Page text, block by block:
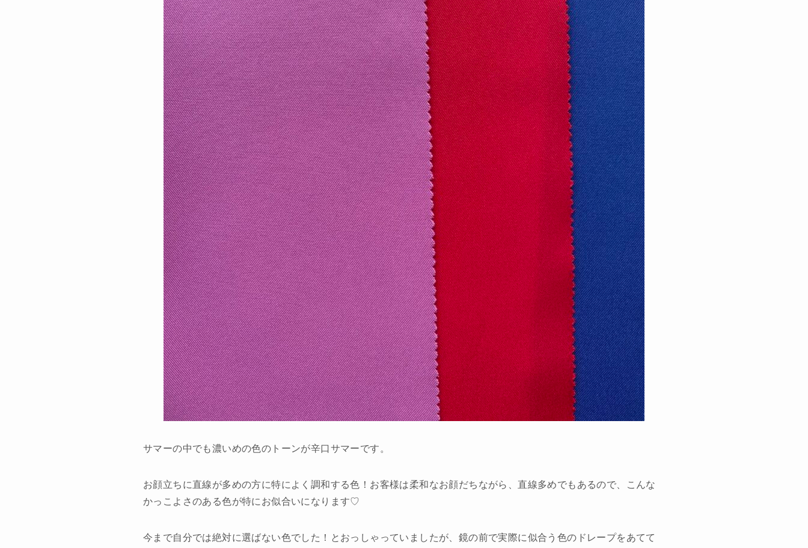
サマーの中でも濃いめの色のトーンが辛口サマーです。
お顔立ちに直線が多めの方に特によく調和する色！お客様は柔和なお顔だちながら、直線多めでもあるので、こんな
かっこよさのある色が特にお似合いになります♡
今まで自分では絶対に選ばない色でした！とおっしゃっていましたが、鏡の前で実際に似合う色のドレープをあてて